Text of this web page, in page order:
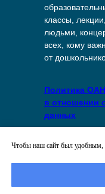
классы,
людьми,
всех, кому
от
Политика
в отношении
данных
на сайте
Чтобы наш сайт был